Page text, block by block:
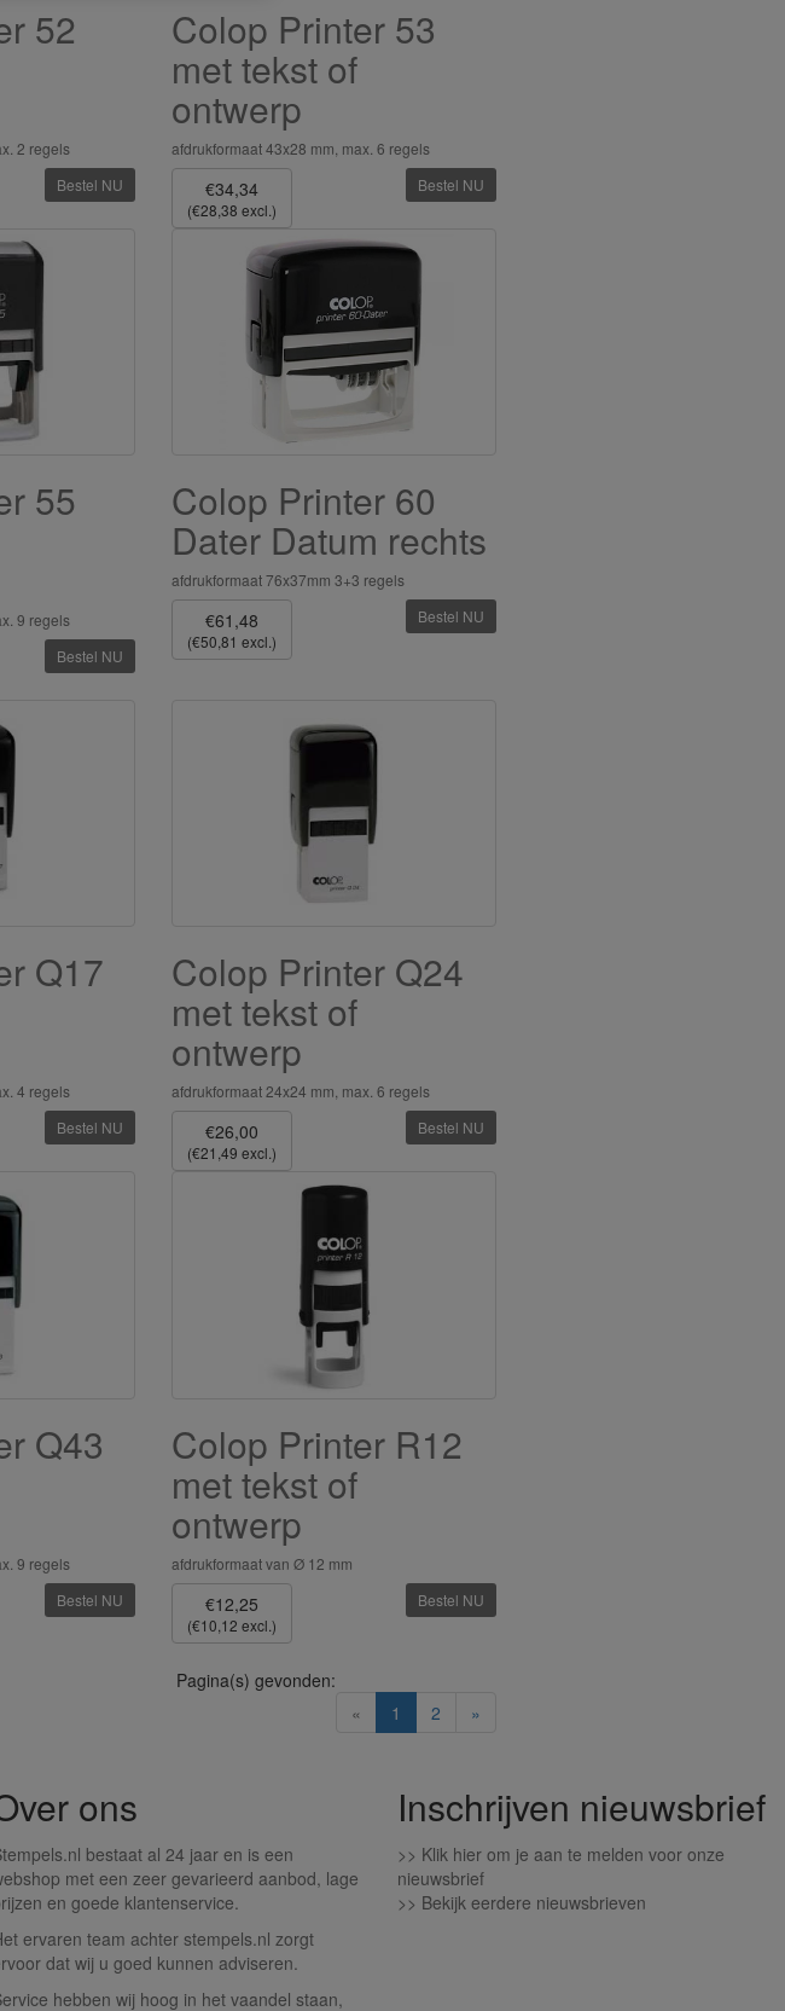
52
2 regels
Bestel NU
Colop Printer 53
met tekst of
ontwerp
afdrukformaat 43x28 mm, max. 6 regels
€34,34
(€28,38 excl.)
Bestel NU
55
9 regels
Bestel NU
Colop Printer 60
Dater Datum rechts
afdrukformaat 76x37mm 3+3 regels
€61,48
(€50,81 excl.)
Bestel NU
Q17
4 regels
Bestel NU
Colop Printer Q24
met tekst of
ontwerp
afdrukformaat 24x24 mm, max. 6 regels
€26,00
(€21,49 excl.)
Bestel NU
Q43
9 regels
Bestel NU
Colop Printer R12
met tekst of
ontwerp
afdrukformaat van Ø 12 mm
€12,25
(€10,12 excl.)
Bestel NU
«
1 (current)
2 »
Pagina(s) gevonden:
ons
bestaat al 24 jaar en is een
met een zeer gevarieerd aanbod, lage
en goede klantenservice.
ervaren team achter stempels.nl zorgt
dat wij u goed kunnen adviseren.
hebben wij hoog in het vaandel staan,
Inschrijven nieuwsbrief
>> Klik hier om je aan te melden voor onze
nieuwsbrief
>> Bekijk eerdere nieuwsbrieven